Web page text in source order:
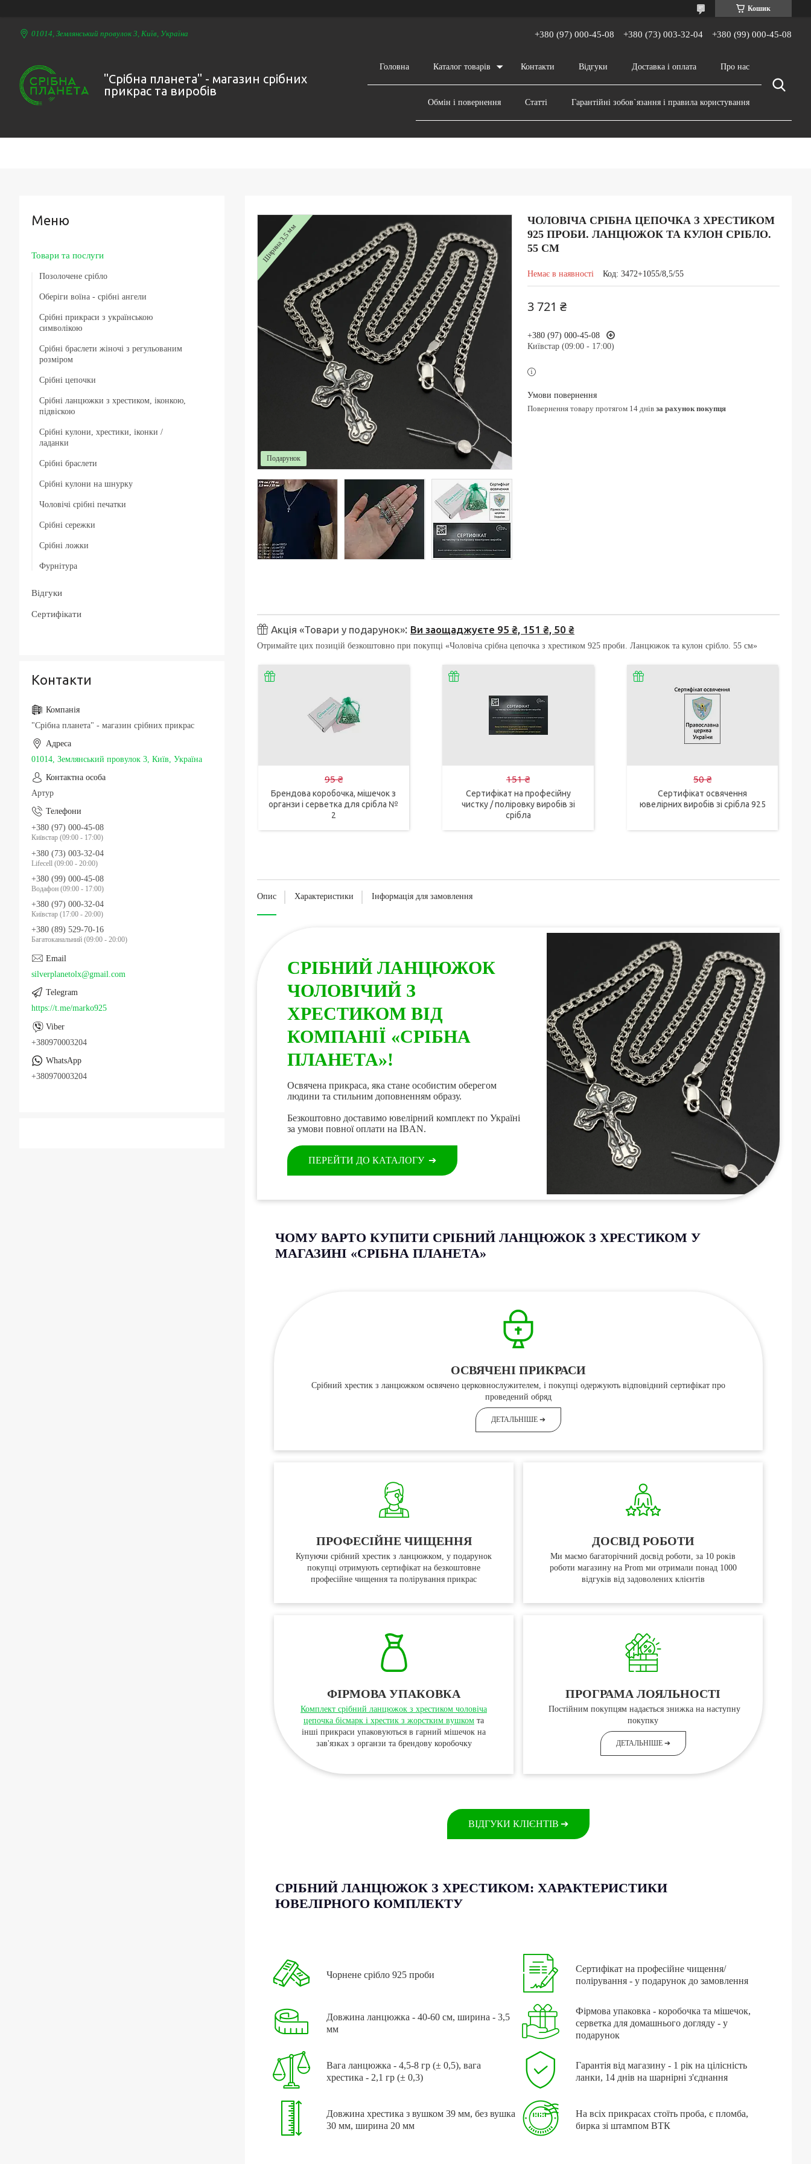
Кошик
01014, Землянський провулок 3, Київ, Україна +380 (97) 000-45-08 +380 (73) 003-32-04 +380 (99) 000-45-08
"Срібна планета" - магазин срібних
прикрас та виробів
Головна Каталог товарів Контакти Відгуки Доставка і оплата Про нас
Обмін і повернення Статті Гарантійні зобов`язання і правила користування
ЧОЛОВІЧА СРІБНА ЦЕПОЧКА З ХРЕСТИКОМ
925 ПРОБИ. ЛАНЦЮЖОК ТА КУЛОН СРІБЛО.
55 СМ
Немає в наявності Код: 3472+1055/8,5/55
3 721 ₴
+380 (97) 000-45-08
Київстар (09:00 - 17:00)
повернення товару протягом 14 днів за рахунок покупця
Ширина 3,5 мм
Подарунок
Акція «Товари у подарунок» Ви заощаджуєте 95 ₴, 151 ₴, 50 ₴
Отримайте цих позицій безкоштовно при покупці «Чоловіча срібна цепочка з хрестиком 925 проби. Ланцюжок та кулон срібло. 55 см»
95 ₴
Брендова коробочка, мішечок з
органзи і серветка для срібла №
2
151 ₴
Сертифікат на професійну
чистку / поліровку виробів зі
срібла
50 ₴
Сертифікат освячення
ювелірних виробів зі срібла 925
Опис Характеристики Інформація для замовлення
СРІБНИЙ ЛАНЦЮЖОК
ЧОЛОВІЧИЙ З
ХРЕСТИКОМ ВІД
КОМПАНІЇ «СРІБНА
ПЛАНЕТА»!
Освячена прикраса, яка стане особистим оберегом
людини та стильним доповненням образу.
Безкоштовно доставимо ювелірний комплект по Україні
за умови повної оплати на IBAN.
ПЕРЕЙТИ ДО КАТАЛОГУ ➔
ЧОМУ ВАРТО КУПИТИ СРІБНИЙ ЛАНЦЮЖОК З ХРЕСТИКОМ У
МАГАЗИНІ «СРІБНА ПЛАНЕТА»
ОСВЯЧЕНІ ПРИКРАСИ
Срібний хрестик з ланцюжком освячено церковнослужителем, і покупці одержують відповідний сертифікат про
проведений обряд
ДЕТАЛЬНІШЕ ➔
ПРОФЕСІЙНЕ ЧИЩЕННЯ
Купуючи срібний хрестик з ланцюжком, у подарунок
покупці отримують сертифікат на безкоштовне
професійне чищення та полірування прикрас
ДОСВІД РОБОТИ
Ми маємо багаторічний досвід роботи, за 10 років
роботи магазину на Prom ми отримали понад 1000
відгуків від задоволених клієнтів
ФІРМОВА УПАКОВКА
Комплект срібний ланцюжок з хрестиком чоловіча
цепочка бісмарк і хрестик з жорстким вушком та
інші прикраси упаковуються в гарний мішечок на
зав'язках з органзи та брендову коробочку
ПРОГРАМА ЛОЯЛЬНОСТІ
Постійним покупцям надається знижка на наступну
покупку
ДЕТАЛЬНІШЕ ➔
ВІДГУКИ КЛІЄНТІВ ➔
СРІБНИЙ ЛАНЦЮЖОК З ХРЕСТИКОМ: ХАРАКТЕРИСТИКИ
ЮВЕЛІРНОГО КОМПЛЕКТУ
Чорнене срібло 925 проби
Довжина ланцюжка - 40-60 см, ширина - 3,5
мм
Вага ланцюжка - 4,5-8 гр (± 0,5), вага
хрестика - 2,1 гр (± 0,3)
Довжина хрестика з вушком 39 мм, без вушка
30 мм, ширина 20 мм
Сертифікат на професійне чищення/
полірування - у подарунок до замовлення
Фірмова упаковка - коробочка та мішечок,
серветка для домашнього догляду - у
подарунок
Гарантія від магазину - 1 рік на цілісність
ланки, 14 днів на шарнірні з'єднання
На всіх прикрасах стоїть проба, є пломба,
бирка зі штампом ВТК
Товари та послуги
Позолочене срібло
Оберіги воїна - срібні ангели
Срібні прикраси з українською
символікою
Срібні браслети жіночі з регульованим
розміром
Срібні цепочки
Чоловічі срібні цепочки
Ювелірний шнурок зі срібним замком
Жіночі цепочки срібні
Товсті срібні ланцюжки
Дитячі срібні цепочки
Срібні ланцюжки з хрестиком, іконкою,
підвіскою
Срібні цепочки з хрестиком
іконкою (ладанкою)
Срібні ланцюжки з кулонами / підвісками
Срібні кулони, хрестики, іконки /
ладанки
Срібні хрестики
Срібні підвіски
Срібні іконки / ладанки
Срібні браслети
Чоловічі срібні браслети
Жіночі срібні браслети
Позолочені срібні браслети
Товсті срібні браслети
Чоловічі срібні браслети з золотом
Шовкові браслети з срібними вставками і
Срібні кулони на шнурку
Чоловічі срібні печатки
Чоловічі срібні печатки з чорним каменем
Срібні чоловічі печатки / перстні з золотою
Срібні сережки
Срібні ложки
Фурнітура
Відгуки
Сертифікати
Контакти
"Срібна планета" - магазин срібних прикрас
01014, Землянський провулок 3, Київ, Україна
Артур
+380 (97) 000-45-08
Київстар (09:00 - 17:00)
+380 (73) 003-32-04
Lifecell (09:00 - 20:00)
+380 (99) 000-45-08
Водафон (09:00 - 17:00)
+380 (97) 000-32-04
Київстар (17:00 - 20:00)
+380 (89) 529-70-16
Багатоканальний (09:00 - 20:00)
silverplanetolx@gmail.com
https://t.me/marko925
+380970003204
+380970003204